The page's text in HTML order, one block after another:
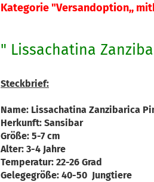
Kategorie "Versandoption,,
" Lissachatina
Steckbrief:
Name: Lissachatina Zanzibarica
Herkunft: Sansibar
Größe: 5-7 cm
Alter: 3-4 Jahre
Temperatur: 22-26 Grad
Gelegegröße: 40-50 Jungtiere